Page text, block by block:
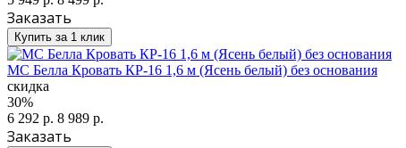
Заказать
Купить за 1 клик
МС Белла Кровать КР-16 1,6 м (Ясень белый) без основания
скидка
30%
6 292 р. 8 989 р.
Заказать